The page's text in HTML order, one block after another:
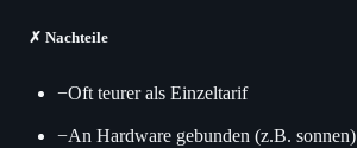
✗ Nachteile
−Oft teurer als Einzeltarif
−An Hardware gebunden (z.B. sonnen)